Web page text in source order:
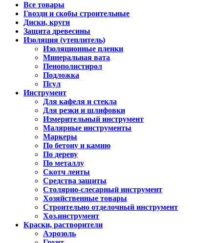
Все товары
Гвозди и скобы строительные
Диски, круги
Защита древесины
Изоляция (утеплитель)
Изоляционные пленки
Минеральная вата
Пенополистирол
Подложка
Псул
Инструмент
Для кафеля и стекла
Для резки и шлифовки
Измерительный инструмент
Малярные инструменты
Маркеры
По бетону и камню
По дереву
По металлу
Скотч ленты
Средства защиты
Столярно-слесарный инструмент
Хозяйственные товары
Строительно отделочный инструмент
Хоз.инструмент
Краски, растворители
Аэрозоль